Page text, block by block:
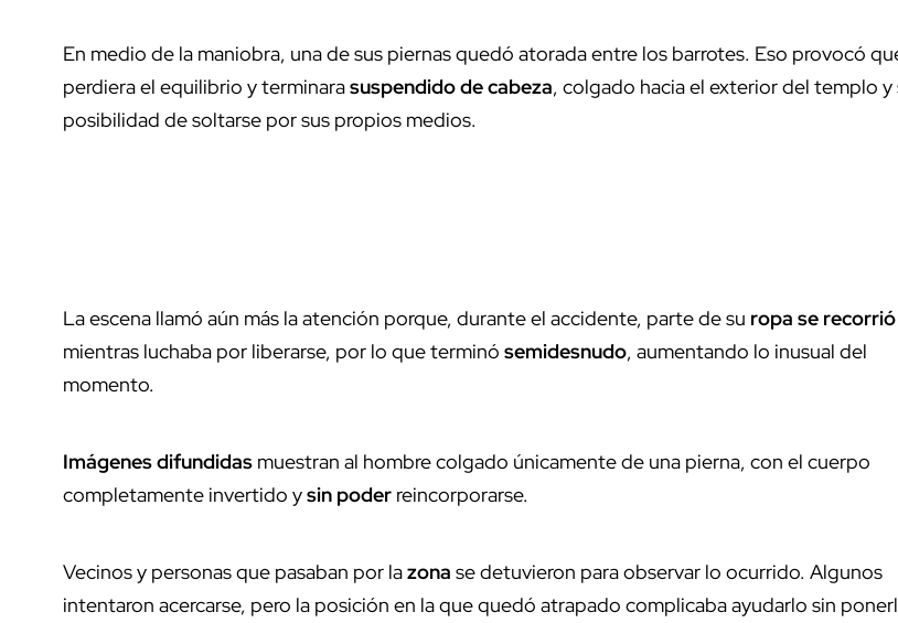
En medio de la maniobra, una de sus piernas quedó atorada entre los barrotes. Eso provocó
perdiera el equilibrio y terminarasuspendido de cabeza, colgado hacia el exterior del templo y
posibilidad de soltarse por sus propios medios.
La escena llamó aún más la atención porque, durante el accidente, parte de su ropa se recorrió
mientras luchaba por liberarse, por lo que terminó semidesnudo, aumentando lo inusual del
momento.
Imágenes difundidas muestran al hombre colgado únicamente de una pierna, con el cuerpo
completamente invertido ysin poder reincorporarse.
Vecinos y personas que pasaban por lazona se detuvieron para observar lo ocurrido. Algunos
intentaron acercarse, pero la posición en la que quedó atrapado complicaba ayudarlo sin